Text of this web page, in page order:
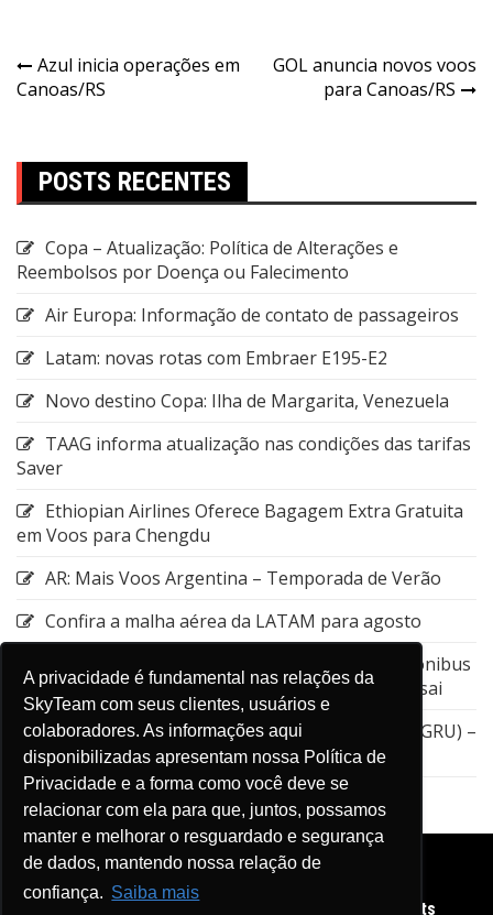
A privacidade é fundamental nas relações da
SkyTeam com seus clientes, usuários e
colaboradores. As informações aqui
disponibilizadas apresentam nossa Política de
Privacidade e a forma como você deve se
relacionar com ela para que, juntos, possamos
manter e melhorar o resguardado e segurança
de dados, mantendo nossa relação de
confiança. Saiba mais
Azul inicia operações em
Canoas/RS
GOL anuncia novos voos
para Canoas/RS
POSTS RECENTES
Copa – Atualização: Política de Alterações e
Reembolsos por Doença ou Falecimento
Air Europa: Informação de contato de passageiros
Latam: novas rotas com Embraer E195-E2
Novo destino Copa: Ilha de Margarita, Venezuela
TAAG informa atualização nas condições das tarifas
Saver
Ethiopian Airlines Oferece Bagagem Extra Gratuita
em Voos para Chengdu
AR: Mais Voos Argentina – Temporada de Verão
Confira a malha aérea da LATAM para agosto
Emirates: Alteração do local de embarque do ônibus
entre a Estação de Nagoya e o Aeroporto de Kansai
GOL: Cancelamento da rota entre Guarulhos (GRU) –
Aruba (AUA)
Copyright © 2026 Diário de Viagens SkyTeam. All rights